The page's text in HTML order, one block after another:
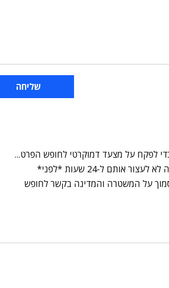
לפקח על מצעד דמוקרטי לחופש הפרט...
אם הם בונים על המערכת שתקלוט את החשודים, אז למה לא לעצור אותם ל-24 שעות *לפני*
על המשטרה והמדינה בקשר לחופש